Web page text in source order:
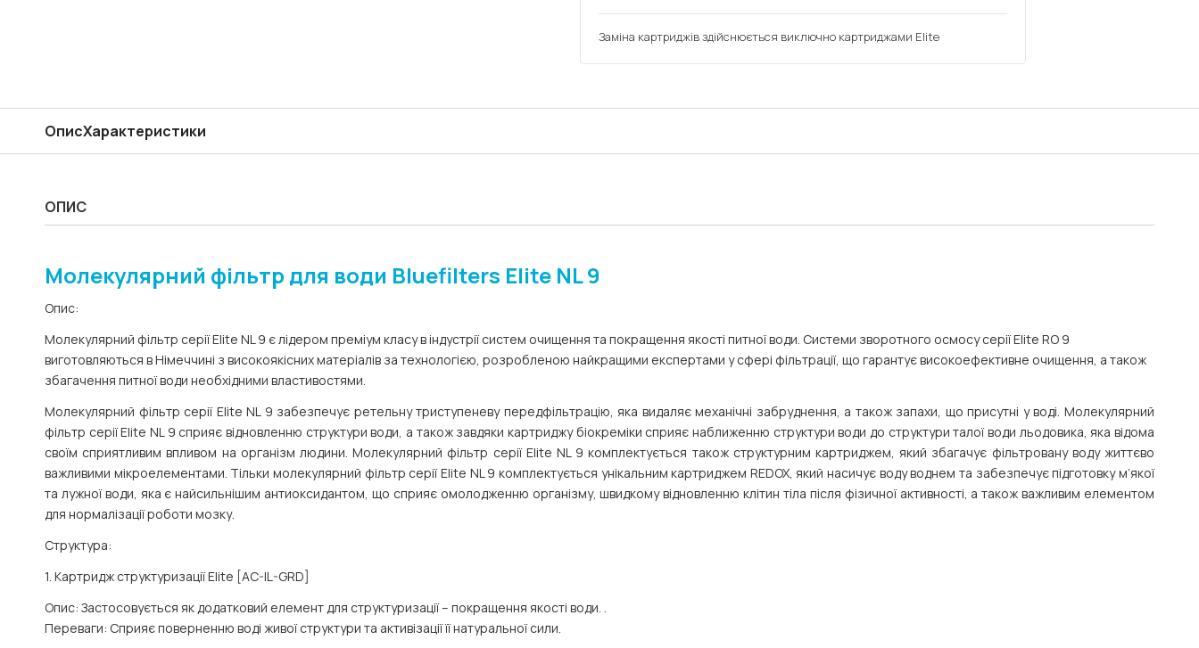
Заміна картриджів здійснюється виключно картриджами Elite
ОписХарактеристики
ОПИС
Молекулярний фільтр для води Bluefilters Elite NL 9
Опис:
Молекулярний фільтр серіїElite NL 9 є лідером преміум класу в індустрії систем очищення та покращення якості питної води. Системи зворотного осмосу серії Elite RO 9
виготовляються в Німеччині з високоякісних матеріалів за технологією, розробленою найкращими експертами у сфері фільтрації, що гарантує високоефективне очищення, а також
збагачення питної води необхідними властивостями.
Молекулярний фільтр серії Elite NL 9 забезпечує ретельну триступеневу передфільтрацію, яка видаляє механічні забруднення, а також запахи, що присутні у воді. Молекулярний
фільтр серії Elite NL 9 сприяє відновленню структури води, а також завдяки картриджу біокреміки сприяє наближенню структури води до структури талої води льодовика, яка відома
своїм сприятливим впливом на організм людини. Молекулярний фільтр серії Elite NL 9 комплектується також структурним картриджем, який збагачує фільтровану воду життєво
важливими мікроелементами. Тільки молекулярний фільтр серіїElite NL 9 комплектується унікальним картриджем REDOX, який насичує воду воднем та забезпечує підготовку м’якої
та лужної води, яка є найсильнішим антиоксидантом, що сприяє омолодженню організму, швидкому відновленню клітин тіла після фізичної активності, а також важливим елементом
для нормалізації роботи мозку.
Структура:
1. Картридж структуризації Elite [AC-IL-GRD]
Опис: Застосовується як додатковий елемент для структуризації – покращення якості води. .
Переваги: Сприяє поверненню воді живої структури та активізації її натуральної сили.